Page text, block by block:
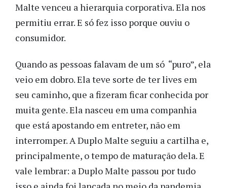
Malte venceu a hierarquia corporativa. Ela nos
permitiu errar. E só fez isso porque ouviu o
consumidor.
Quando as pessoas falavam de um só “puro”, ela
veio em dobro. Ela teve sorte de ter lives em
seu caminho, que a fizeram ficar conhecida por
muita gente. Ela nasceu em uma companhia
que está apostando em entreter, não em
interromper. A Duplo Malte seguiu a cartilha e,
principalmente, o tempo de maturação dela. E
vale lembrar: a Duplo Malte passou por tudo